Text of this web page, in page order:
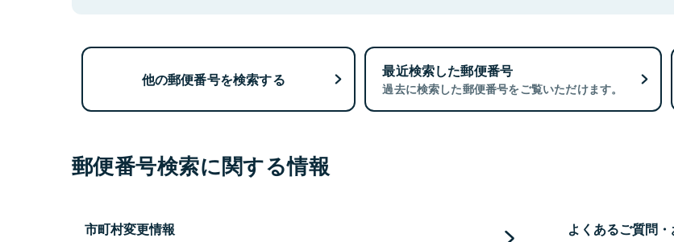
他の郵便番号を検索する 最近検索した郵便番号
過去に検索した郵便番号をご覧いただけます。
郵便番号検索に関する情報
市町村変更情報 よくあるご質問